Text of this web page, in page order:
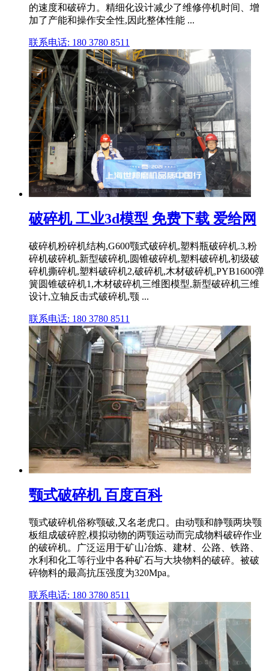
的速度和破碎力。精细化设计减少了维修停机时间、增
加了产能和操作安全性,因此整体性能 ...
联系电话: 180 3780 8511
破碎机 工业3d模型 免费下载 爱给网
破碎机粉碎机结构,G600颚式破碎机,塑料瓶破碎机.3,粉
碎机破碎机,新型破碎机,圆锥破碎机,塑料破碎机,初级破
碎机撕碎机,塑料破碎机2,破碎机,木材破碎机,PYB1600弹
簧圆锥破碎机1,木材破碎机三维图模型,新型破碎机三维
设计,立轴反击式破碎机,颚 ...
联系电话: 180 3780 8511
颚式破碎机 百度百科
颚式破碎机俗称颚破,又名老虎口。由动颚和静颚两块颚
板组成破碎腔,模拟动物的两颚运动而完成物料破碎作业
的破碎机。广泛运用于矿山冶炼、建材、公路、铁路、
水利和化工等行业中各种矿石与大块物料的破碎。被破
碎物料的最高抗压强度为320Mpa。
联系电话: 180 3780 8511